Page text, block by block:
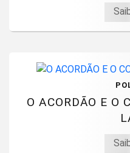
O ACORDÃO E O